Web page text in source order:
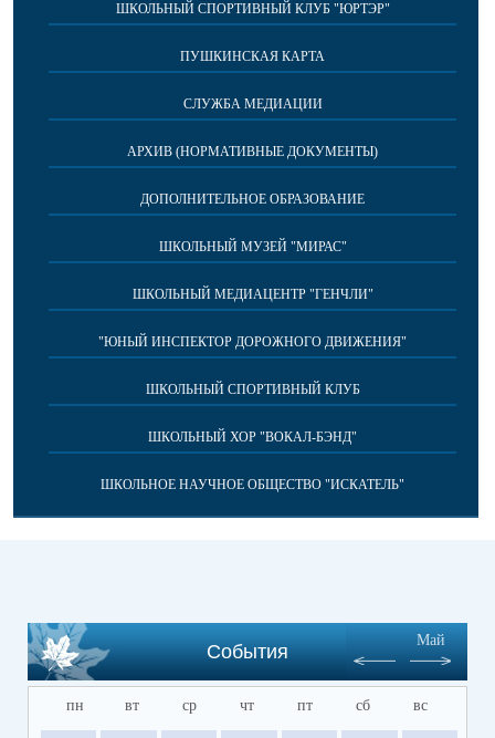
ШКОЛЬНЫЙ СПОРТИВНЫЙ КЛУБ "ЮРТЭР"
ПУШКИНСКАЯ КАРТА
СЛУЖБА МЕДИАЦИИ
АРХИВ (НОРМАТИВНЫЕ ДОКУМЕНТЫ)
ДОПОЛНИТЕЛЬНОЕ ОБРАЗОВАНИЕ
ШКОЛЬНЫЙ МУЗЕЙ "МИРАС"
ШКОЛЬНЫЙ МЕДИАЦЕНТР "ГЕНЧЛИ"
"ЮНЫЙ ИНСПЕКТОР ДОРОЖНОГО ДВИЖЕНИЯ"
ШКОЛЬНЫЙ СПОРТИВНЫЙ КЛУБ
ШКОЛЬНЫЙ ХОР "ВОКАЛ-БЭНД"
ШКОЛЬНОЕ НАУЧНОЕ ОБЩЕСТВО "ИСКАТЕЛЬ"
События
Май
пн вт ср чт пт сб вс